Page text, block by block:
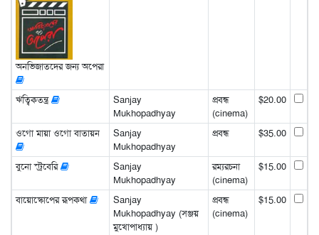
অনভিজাতদের জন্য অপেরা
ঋত্বিকতন্ত্র
Sanjay
Mukhopadhyay
প্রবন্ধ
(cinema)
$20.00
ওগো মায়া ওগো বাতায়ন
Sanjay
Mukhopadhyay
প্রবন্ধ $35.00
বুনো স্ট্রবেরি
Sanjay
Mukhopadhyay
রম্যরচনা
(cinema)
$15.00
বায়োস্কোপের রূপকথা
Sanjay
Mukhopadhyay (সঞ্জয়
মুখোপাধ্যায় )
প্রবন্ধ
(cinema)
$15.00